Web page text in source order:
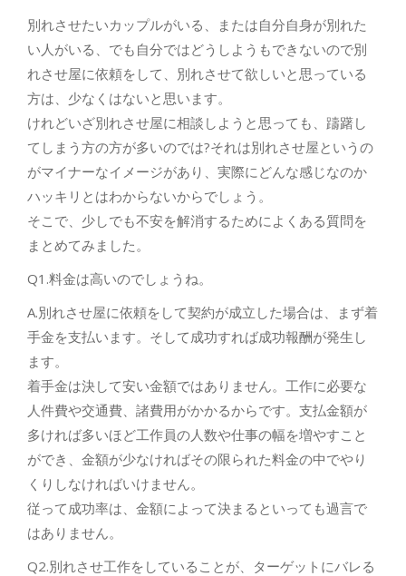
別れさせたいカップルがいる、または自分自身が別れた
い人がいる、でも自分ではどうしようもできないので別
れさせ屋に依頼をして、別れさせて欲しいと思っている
方は、少なくはないと思います。
けれどいざ別れさせ屋に相談しようと思っても、躊躇し
てしまう方の方が多いのでは?それは別れさせ屋というの
がマイナーなイメージがあり、実際にどんな感じなのか
ハッキリとはわからないからでしょう。
そこで、少しでも不安を解消するためによくある質問を
まとめてみました。
Q1.料金は高いのでしょうね。
A.別れさせ屋に依頼をして契約が成立した場合は、まず着
手金を支払います。そして成功すれば成功報酬が発生し
ます。
着手金は決して安い金額ではありません。工作に必要な
人件費や交通費、諸費用がかかるからです。支払金額が
多ければ多いほど工作員の人数や仕事の幅を増やすこと
ができ、金額が少なければその限られた料金の中でやり
くりしなければいけません。
従って成功率は、金額によって決まるといっても過言で
はありません。
Q2.別れさせ工作をしていることが、ターゲットにバレる